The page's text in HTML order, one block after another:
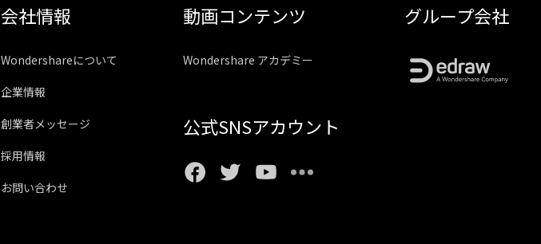
会社情報
Wondershareについて
企業情報
創業者メッセージ
採用情報
お問い合わせ
動画コンテンツ
Wondershare アカデミー
公式SNSアカウント
グループ会社